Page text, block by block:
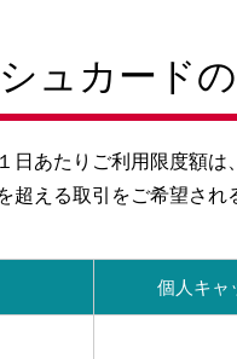
ュカード
あたりご利用限度額は
える取引をご希望され
個人キャ